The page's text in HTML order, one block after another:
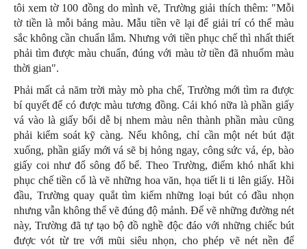
tôi xem tờ 100 đồng do mình vẽ, Trường giải thích thêm: "Mỗi
tờ tiền là mỗi bảng màu. Mẫu tiền vẽ lại để giải trí có thể màu
sắc không cần chuẩn lắm. Nhưng với tiền phục chế thì nhất thiết
phải tìm được màu chuẩn, đúng với màu tờ tiền đã nhuốm màu
thời gian".
Phải mất cả năm trời mày mò pha chế, Trường mới tìm ra được
bí quyết để có được màu tương đồng. Cái khó nữa là phần giấy
vá vào là giấy bổi dễ bị nhem màu nên thành phần màu cũng
phải kiểm soát kỹ càng. Nếu không, chỉ cần một nét bút đặt
xuống, phần giấy mới vá sẽ bị hỏng ngay, công sức vá, ép, bào
giấy coi như đổ sông đổ bể. Theo Trường, điểm khó nhất khi
phục chế tiền cổ là vẽ những hoa văn, họa tiết li ti lên giấy. Hồi
đầu, Trường quay quắt tìm kiếm những loại bút có đầu nhọn
nhưng vẫn không thể vẽ đúng độ mảnh. Để vẽ những đường nét
này, Trường đã tự tạo bộ đồ nghề độc đáo với những chiếc bút
được vót từ tre với mũi siêu nhọn, cho phép vẽ nét nền để